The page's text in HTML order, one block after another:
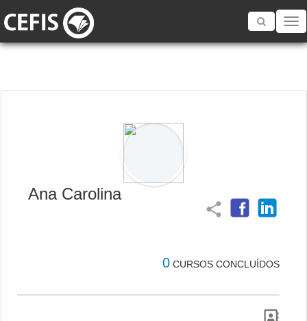
Toggle
Ana Carolina
share
0 CURSOS CONCLUÍDOS